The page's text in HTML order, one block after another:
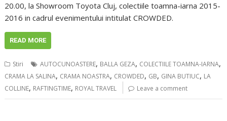
20.00, la Showroom Toyota Cluj, colectiile toamna-iarna 2015-
2016 in cadrul evenimentului intitulat CROWDED.
READ MORE
Stiri AUTOCUNOASTERE, BALLA GEZA, COLECTIILE TOAMNA-IARNA,
CRAMA LA SALINA, CRAMA NOASTRA, CROWDED, GB, GINA BUTIUC, LA
COLLINE, RAFTINGTIME, ROYAL TRAVEL Leave a comment